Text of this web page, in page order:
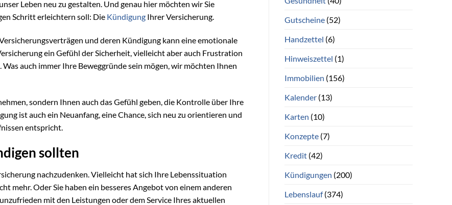
Leben neu zu gestalten. Und genau hier möchten wir Sie
Schritt erleichtern soll: Die Kündigung Ihrer Versicherung.
und deren Kündigung kann eine emotionale
ein Gefühl der Sicherheit, vielleicht aber auch Frustration
auch immer Ihre Beweggründe sein mögen, wir möchten Ihnen
sondern Ihnen auch das Gefühl geben, die Kontrolle über Ihre
ist auch ein Neuanfang, eine Chance, sich neu zu orientieren und
entspricht.
sollten
nachzudenken. Vielleicht hat sich Ihre Lebenssituation
mehr. Oder Sie haben ein besseres Angebot von einem anderen
mit den Leistungen oder dem Service Ihres aktuellen
Gutscheine(52)
Handzettel (6)
Hinweiszettel (1)
Immobilien (156)
Kalender(13)
Karten (10)
Konzepte(7)
Kredit(42)
Kündigungen (200)
Lebenslauf(374)